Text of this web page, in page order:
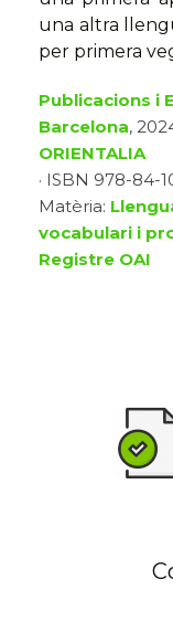
una altra
per primera
Publicacions i
Barcelona,
ORIENTALIA
· ISBN 978-84-
Matèria:
vocabulari i
Registre OAI